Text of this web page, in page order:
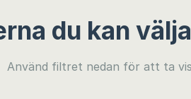
du kan
Använd filtret nedan för att ta